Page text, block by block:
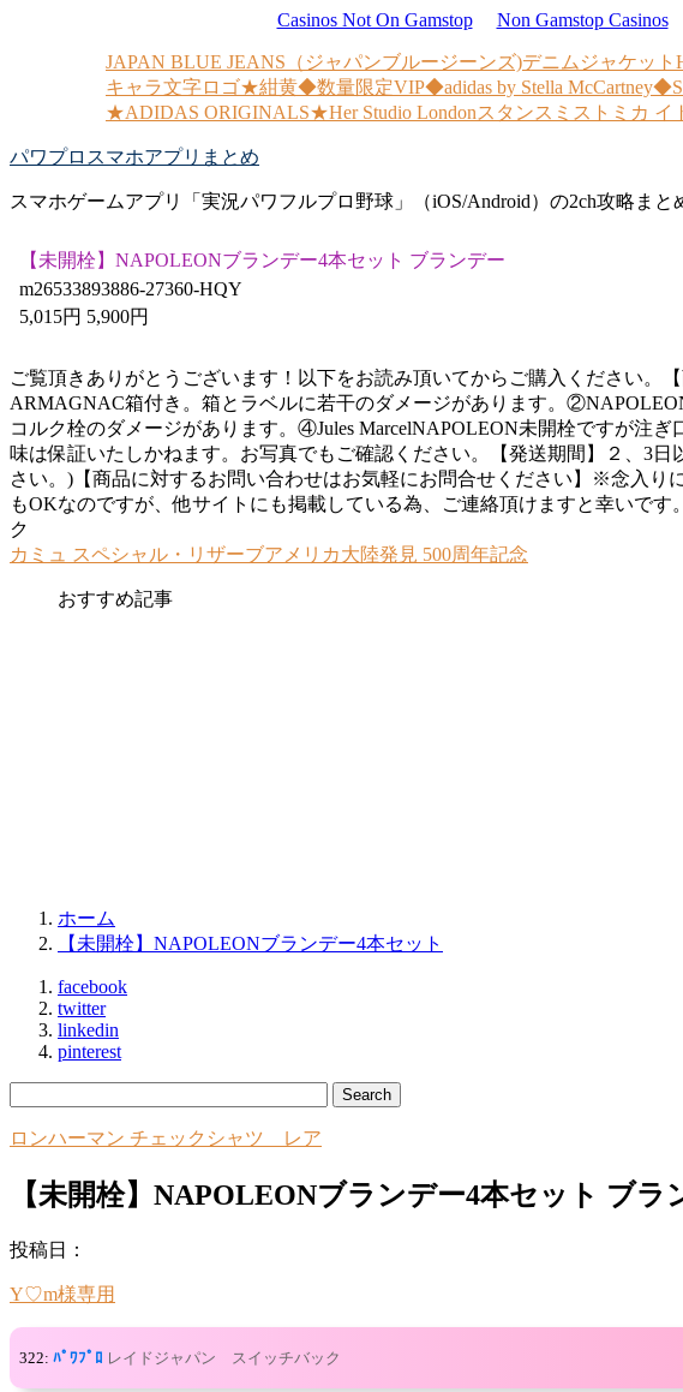
Casinos Not On Gamstop Non Gamstop Casinos
JAPAN BLUE JEANS（ジャパンブルージーンズ)デニムジャケット
キャラ文字ロゴ★紺黄◆数量限定VIP◆adidas by Stella
★ADIDAS ORIGINALS★Her Studio Londonスタンスミス トミカ
パワプロスマホアプリまとめ
スマホゲームアプリ「実況パワフルプロ野球」（iOS/Android）の2ch攻略まと
【未開栓】NAPOLEONブランデー4本セット ブランデー
m26533893886-27360-HQY
5,015円 5,900円
ご覧頂きありがとうございます！以下をお読み頂いてからご購入ください。
ARMAGNAC箱付き。箱とラベルに若干のダメージがあります。
コルク栓のダメージがあります。④Jules MarcelNAPOLEON未開栓ですが注
味は保証いたしかねます。お写真でもご確認ください。【発送期間】２、3
さい。)【商品に対するお問い合わせはお気軽にお問合せください】※念入り
もOKなのですが、他サイトにも掲載している為、ご連絡頂けますと幸いで
ク
カミュ スペシャル・リザーブアメリカ大陸発見 500周年記念
おすすめ記事
ホーム
【未開栓】NAPOLEONブランデー4本セット
facebook
twitter
linkedin
pinterest
ロンハーマン チェックシャツ レア
【未開栓】NAPOLEONブランデー4本セット ブラ
投稿日：
Y♡m様専用
322: ﾊﾟﾜﾌﾟﾛ レイドジャパン スイッチバック